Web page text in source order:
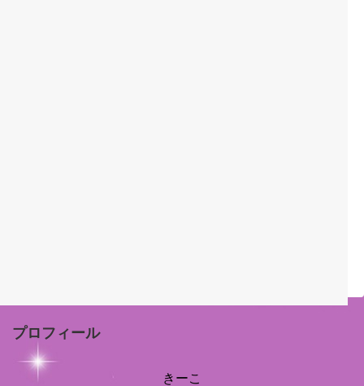
プロフィール
きーこ